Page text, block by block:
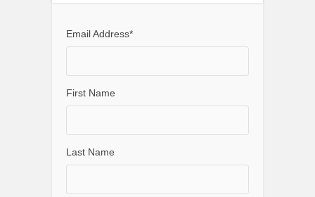
Email Address*
First Name
Last Name